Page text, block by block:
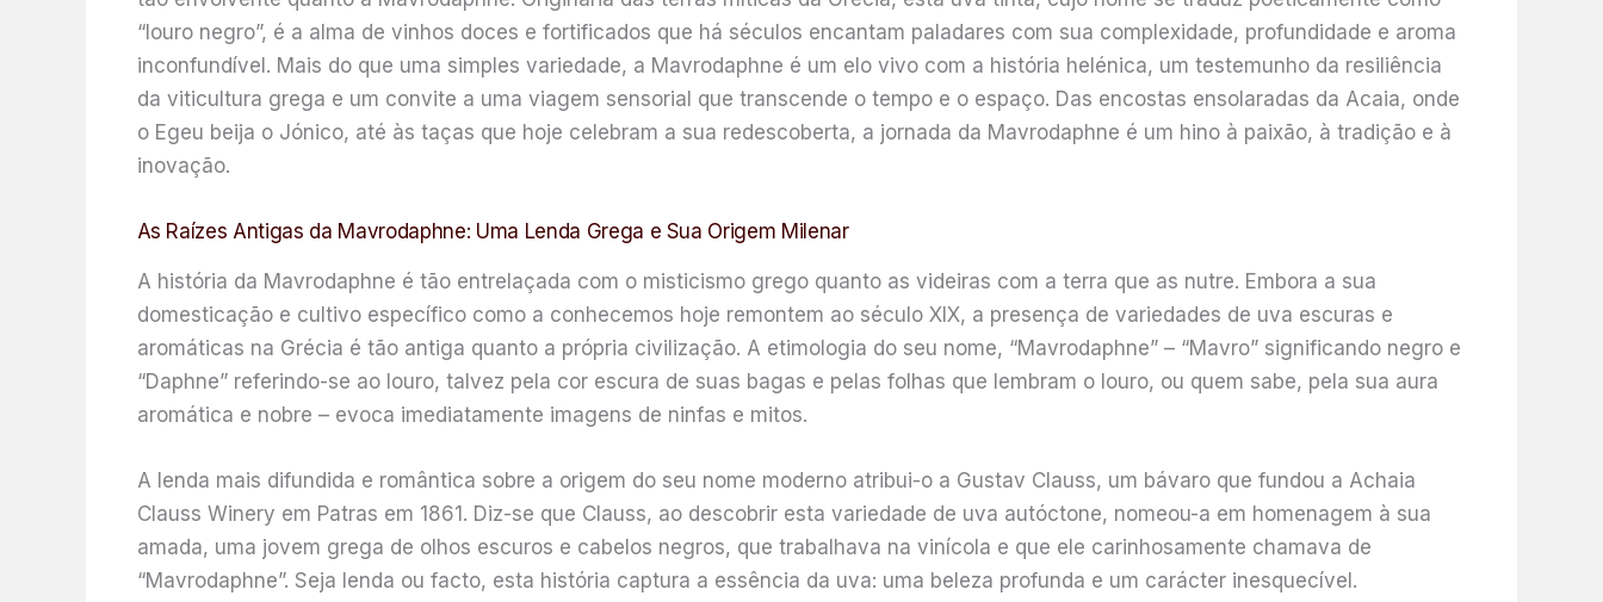
“louro negro”, é a alma de vinhos doces e fortificados que há séculos encantam paladares com sua complexidade, profundidade e aroma
inconfundível. Mais do que uma simples variedade, a Mavrodaphne é um elo vivo com a história helénica, um testemunho da resiliência
da viticultura grega e um convite a uma viagem sensorial que transcende o tempo e o espaço. Das encostas ensolaradas da Acaia, onde
o Egeu beija o Jónico, até às taças que hoje celebram a sua redescoberta, a jornada da Mavrodaphne é um hino à paixão, à tradição e à
inovação.
As Raízes Antigas da Mavrodaphne: Uma Lenda Grega e Sua Origem Milenar
A história da Mavrodaphne é tão entrelaçada com o misticismo grego quanto as videiras com a terra que as nutre. Embora a sua
domesticação e cultivo específico como a conhecemos hoje remontem ao século XIX, a presença de variedades de uva escuras e
aromáticas na Grécia é tão antiga quanto a própria civilização. A etimologia do seu nome, “Mavrodaphne” – “Mavro” significando negro e
“Daphne” referindo-se ao louro, talvez pela cor escura de suas bagas e pelas folhas que lembram o louro, ou quem sabe, pela sua aura
aromática e nobre – evoca imediatamente imagens de ninfas e mitos.
A lenda mais difundida e romântica sobre a origem do seu nome moderno atribui-o a Gustav Clauss, um bávaro que fundou a Achaia
Clauss Winery em Patras em 1861. Diz-se que Clauss, ao descobrir esta variedade de uva autóctone, nomeou-a em homenagem à sua
amada, uma jovem grega de olhos escuros e cabelos negros, que trabalhava na vinícola e que ele carinhosamente chamava de
“Mavrodaphne”. Seja lenda ou facto, esta história captura a essência da uva: uma beleza profunda e um carácter inesquecível.